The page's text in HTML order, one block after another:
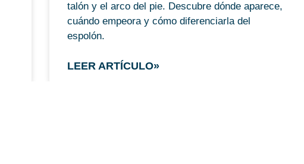
talón y el arco del pie. Descubre dónde aparece,
cuándo empeora y cómo diferenciarla del
espolón.
LEER ARTÍCULO»